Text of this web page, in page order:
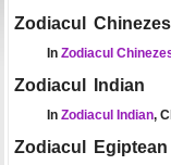
Zodiacul
In Zodiacul
Zodiacul Indian
In Zodiacul Indian,
Zodiacul Egiptean